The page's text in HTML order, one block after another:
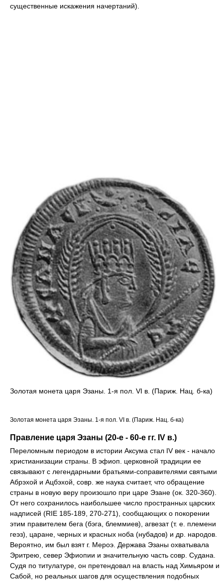
существенные искажения начертаний).
Золотая монета царя Эзаны. 1-я пол. VI в. (Париж. Нац. б-ка)
Золотая монета царя Эзаны. 1-я пол. VI в. (Париж. Нац. б-ка)
Правление царя Эзаны (20-е - 60-е гг. IV в.)
Переломным периодом в истории Аксума стал IV век - начало
христианизации страны. В эфиоп. церковной традиции ее
связывают с легендарными братьями-соправителями святыми
Абрэхой и Ацбэхой, совр. же наука считает, что обращение
страны в новую веру произошло при царе Эзане (ок. 320-360).
От него сохранилось наибольшее число пространных царских
надписей (RIE 185-189, 270-271), сообщающих о покорении
этим правителем бега (бэга, блеммиев), агвезат (т. е. племени
геэз), царане, черных и красных ноба (нубадов) и др. народов.
Вероятно, им был взят г. Мероэ. Держава Эзаны охватывала
Эритрею, север Эфиопии и значительную часть совр. Судана.
Судя по титулатуре, он претендовал на власть над Химьяром и
Сабой, но реальных шагов для осуществления подобных